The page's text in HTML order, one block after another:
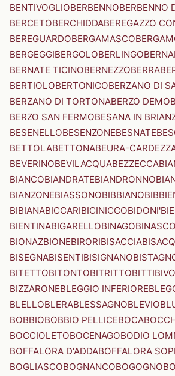
BENTIVOGLIOBERBENNOBERBENNO
BERCETOBERCHIDDABEREGAZZO
BEREGUARDOBERGAMASCO
BERGEGGIBERGOLOBERLINGO
BERNATE TICINOBERNEZZOBERRA
BERTIOLOBERTONICOBERZANO DI
BERZANO DI TORTONABERZO DEMO
BERZO SAN FERMOBESANA IN
BESENELLOBESENZONEBESNATE
BETTOLABETTONABEURA-
BEVERINOBEVILACQUABEZZECCA
BIANCOBIANDRATEBIANDRONNO
BIANZONEBIASSONOBIBBIANO
BIBIANABICCARIBICINICCOBIDONI'
BIENTINABIGARELLOBINAGOBINASCO
BIONAZBIONEBIRORIBISACCIA
BISEGNABISENTIBISIGNANO
BITETTOBITONTOBITRITTOBITTI
BIZZARONEBLEGGIO INFERIORE
BLELLOBLERABLESSAGNOBLEVIO
BOBBIOBOBBIO PELLICEBOCA
BOCCIOLETOBOCENAGOBODIO
BOFFALORA D'ADDABOFFALORA
BOGLIASCOBOGNANCOBOGOGNO